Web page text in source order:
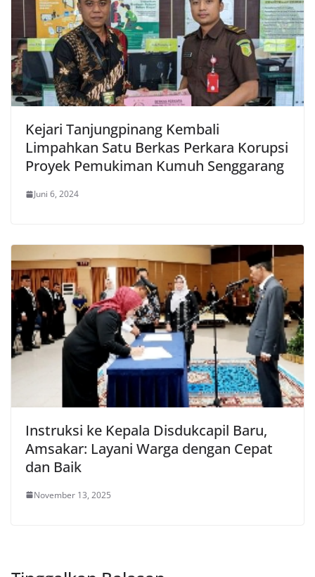
Kejari Tanjungpinang Kembali
Limpahkan Satu Berkas Perkara Korupsi
Proyek Pemukiman Kumuh Senggarang
Juni 6, 2024
Instruksi ke Kepala Disdukcapil Baru,
Amsakar: Layani Warga dengan Cepat
dan Baik
November 13, 2025